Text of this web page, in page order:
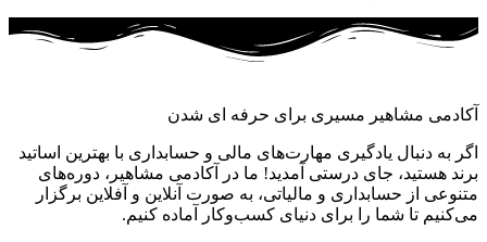
آکادمی مشاهیر مسیری برای حرفه ای شدن
اگر به دنبال یادگیری مهارت‌های مالی و حسابداری با بهترین اساتید
برند هستید، جای درستی آمدید! ما در آکادمی مشاهیر، دوره‌های
متنوعی از حسابداری و مالیاتی، به صورت آنلاین و آفلاین برگزار
می‌کنیم تا شما را برای دنیای کسب‌وکار آماده کنیم.